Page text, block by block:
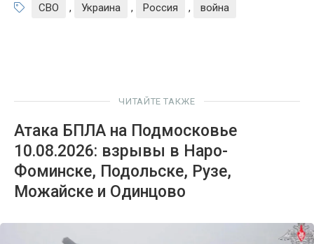
СВО , Украина , Россия , война
ЧИТАЙТЕ ТАКЖЕ
Атака БПЛА на Подмосковье
10.08.2026: взрывы в Наро-
Фоминске, Подольске, Рузе,
Можайске и Одинцово